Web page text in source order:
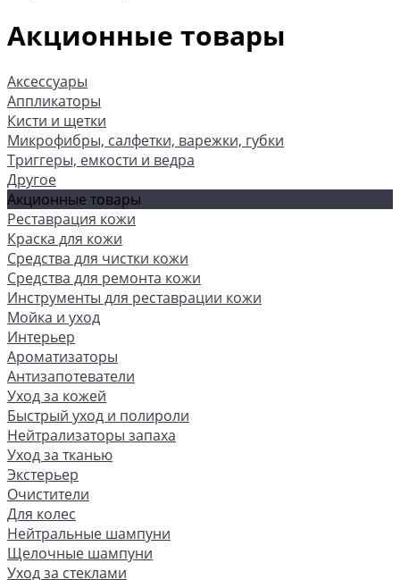
Акционные товары
Аксессуары
Аппликаторы
Кисти и щетки
Микрофибры, салфетки, варежки, губки
Триггеры, емкости и ведра
Другое
Акционные товары
Реставрация кожи
Краска для кожи
Средства для чистки кожи
Средства для ремонта кожи
Инструменты для реставрации кожи
Мойка и уход
Интерьер
Ароматизаторы
Антизапотеватели
Уход за кожей
Быстрый уход и полироли
Нейтрализаторы запаха
Уход за тканью
Экстерьер
Очистители
Для колес
Нейтральные шампуни
Щелочные шампуни
Уход за стеклами